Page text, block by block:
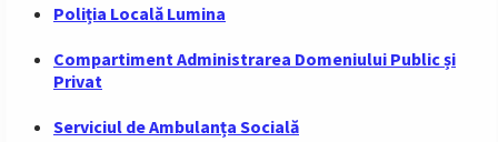
Poliția Locală Lumina
Compartiment Administrarea Domeniului Public și
Privat
Serviciul de Ambulanța Socială